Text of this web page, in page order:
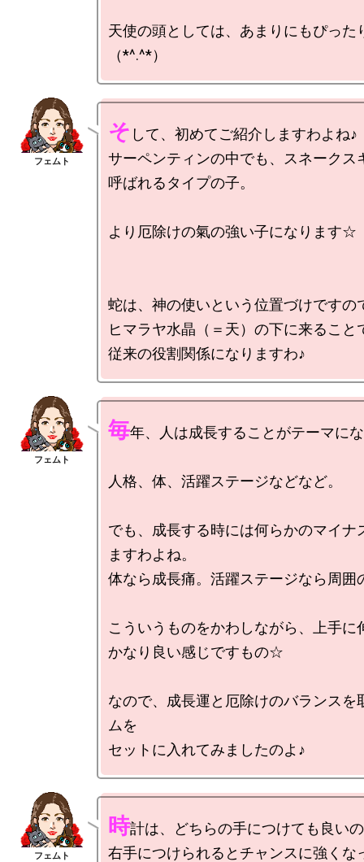
天使の頭としては、あまりにもぴった
そ して、初めてご紹介しますわよね♪
サーペンティンの中でも、スネークス
呼ばれるタイプの子。
より厄除けの氣の強い子になります☆
蛇は、神の使いという位置づけですの
ヒマラヤ水晶（＝天）の下に来ること
毎年、人は成長することがテーマに
人格、体、活躍ステージなどなど。
でも、成長する時には何らかのマイナ
ますわよね。
体なら成長痛。活躍ステージなら周囲
こういうものをかわしながら、上手に
かなり良い感じですもの☆
なので、成長運と厄除けのバランスを
ムを
時計は、どちらの手につけても良い
右手につけられるとチャンスに強くな